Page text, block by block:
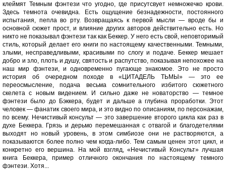
клеймят Темным фэнтези что угодно, где присутсвует немножечко крови.
Здесь темнота очевидна. Есть ощущение безнадежности, постоянного
испытания, пепла во рту. Возвращаясь к первой мысли — вроде бы и
основной сюжет прост, и влияние других авторов действительно есть. Но
никто не показывал фэнтези так как Беккер. У него есть свой, неповторимый
стиль, который делает его книги по настоящему качественными. Темными,
злыми, несправедливыми, красивыми по слогу и подаче. Беккер мешает
добро и зло, плоть и душу, святость и распутство, показывая непохожее на
наш мир фэнтези, и одновременно пугающе знакомое. Это не просто
история об очередном походе в «ЦИТАДЕЛЬ ТЬМЫ» — это ее
переосмысление, подача весьма сомнительного избитого сюжетного
скелета с новым видением. И сильно даже не новаторство — темное
фэнтези было до Бэккера, будет и дальше а глубина проработки. Этот
человек — фанатик своего мира, и это видно по описаниям, по персонажам,
по всему. Нечистивый консульт — это завершение второго цикла как раз в
духе Беккера. Грязь и дерьмо перемешанная с отвагой и благодетелями
выходят но новый уровень, в этом симбиозе они не растворяются, а
показываются более полно чем когда-либо. Тем самым ценен этот цикл, и
конкретно его вершина. На мой взгляд, «Нечистивый Консульт» лучшая
книга Беккера, пример отличного окончания по настоящему темного
фэнтези. Хотя...